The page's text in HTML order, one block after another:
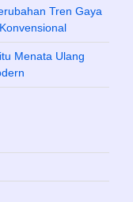
Tren Gaya
Menata Ulang